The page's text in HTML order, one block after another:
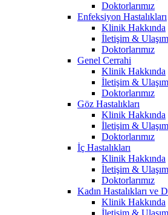
Doktorlarımız
Enfeksiyon Hastalıkları
Klinik Hakkında
İletişim & Ulaşım
Doktorlarımız
Genel Cerrahi
Klinik Hakkında
İletişim & Ulaşım
Doktorlarımız
Göz Hastalıkları
Klinik Hakkında
İletişim & Ulaşım
Doktorlarımız
İç Hastalıkları
Klinik Hakkında
İletişim & Ulaşım
Doktorlarımız
Kadın Hastalıkları ve
Klinik Hakkında
İletişim & Ulaşım